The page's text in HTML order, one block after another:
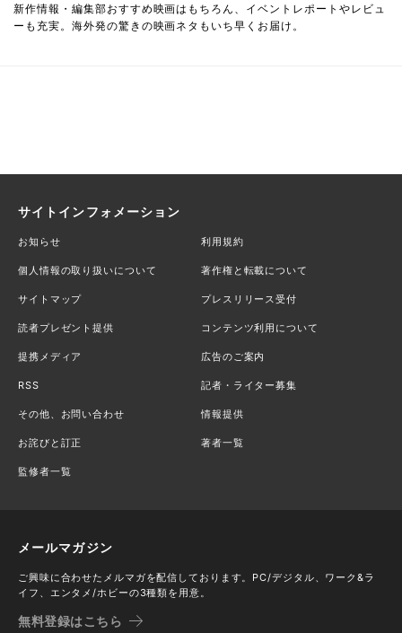
新作情報・編集部おすすめ映画はもちろん、イベントレポートやレビュ
ーも充実。海外発の驚きの映画ネタもいち早くお届け。
サイトインフォメーション
お知らせ 利用規約
個人情報の取り扱いについて 著作権と転載について
サイトマップ プレスリリース受付
読者プレゼント提供 コンテンツ利用について
提携メディア 広告のご案内
RSS 記者・ライター募集
その他、お問い合わせ 情報提供
お詫びと訂正 著者一覧
監修者一覧
メールマガジン
ご興味に合わせたメルマガを配信しております。PC/デジタル、ワーク&ラ
イフ、エンタメ/ホビーの3種類を用意。
無料登録はこちら